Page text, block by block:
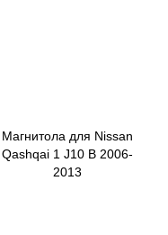
Магнитола для Nissan
Qashqai 1 J10 B 2006-
2013